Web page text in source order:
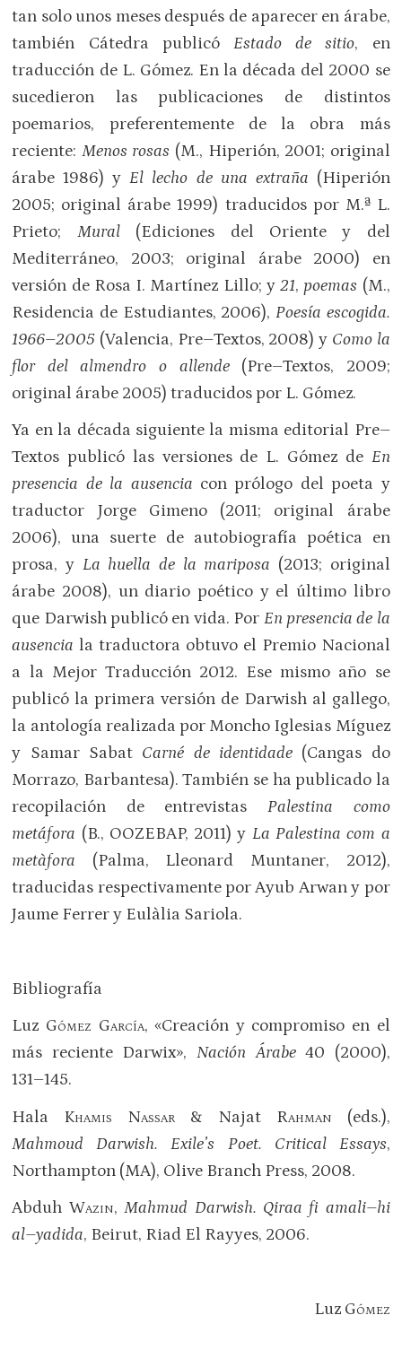
tan solo unos meses después de aparecer en árabe,
también Cátedra publicó Estado de sitio, en
traducción de L. Gómez. En la década del 2000 se
sucedieron las publicaciones de distintos
poemarios, preferentemente de la obra más
reciente: Menos rosas (M., Hiperión, 2001; original
árabe 1986) yEl lecho de una extraña (Hiperión
2005; original árabe 1999) traducidos por M.ª L.
Prieto; Mural(Ediciones del Oriente y del
Mediterráneo, 2003; original árabe 2000) en
versión de Rosa I. Martínez Lillo; y21, poemas (M.,
Residencia de Estudiantes, 2006), Poesía escogida.
1966–2005 (Valencia, Pre–Textos, 2008) y Como la
flor del almendro o allende(Pre–Textos, 2009;
original árabe 2005) traducidos por L. Gómez.
Ya en la década siguiente la misma editorial Pre–
Textos publicó las versiones de L. Gómez de En
presencia de la ausencia con prólogo del poeta y
traductor Jorge Gimeno (2011; original árabe
2006), una suerte de autobiografía poética en
prosa, y La huella de la mariposa (2013; original
árabe 2008), un diario poético y el último libro
que Darwish publicó en vida. Por En presencia de la
ausencia la traductora obtuvo el Premio Nacional
a la Mejor Traducción 2012. Ese mismo año se
publicó la primera versión de Darwish al gallego,
la antología realizada por Moncho Iglesias Míguez
y Samar Sabat Carné de identidade(Cangas do
Morrazo, Barbantesa). También se ha publicado la
recopilación de entrevistasPalestina como
metáfora (B., OOZEBAP, 2011) y La Palestina com a
metàfora (Palma, Lleonard Muntaner, 2012),
traducidas respectivamente por Ayub Arwan y por
Jaume Ferrer y Eulàlia Sariola.
Bibliografía
Luz Gómez García, «Creación y compromiso en el
más reciente Darwix», Nación Árabe40 (2000),
131–145.
Hala Khamis Nassar & Najat Rahman (eds.),
Mahmoud Darwish.Exile’s Poet. Critical Essays,
Northampton (MA), Olive Branch Press, 2008.
Abduh Wazin,Mahmud Darwish. Qiraa fi amali–hi
al–yadida, Beirut, Riad El Rayyes, 2006.
Luz Gómez